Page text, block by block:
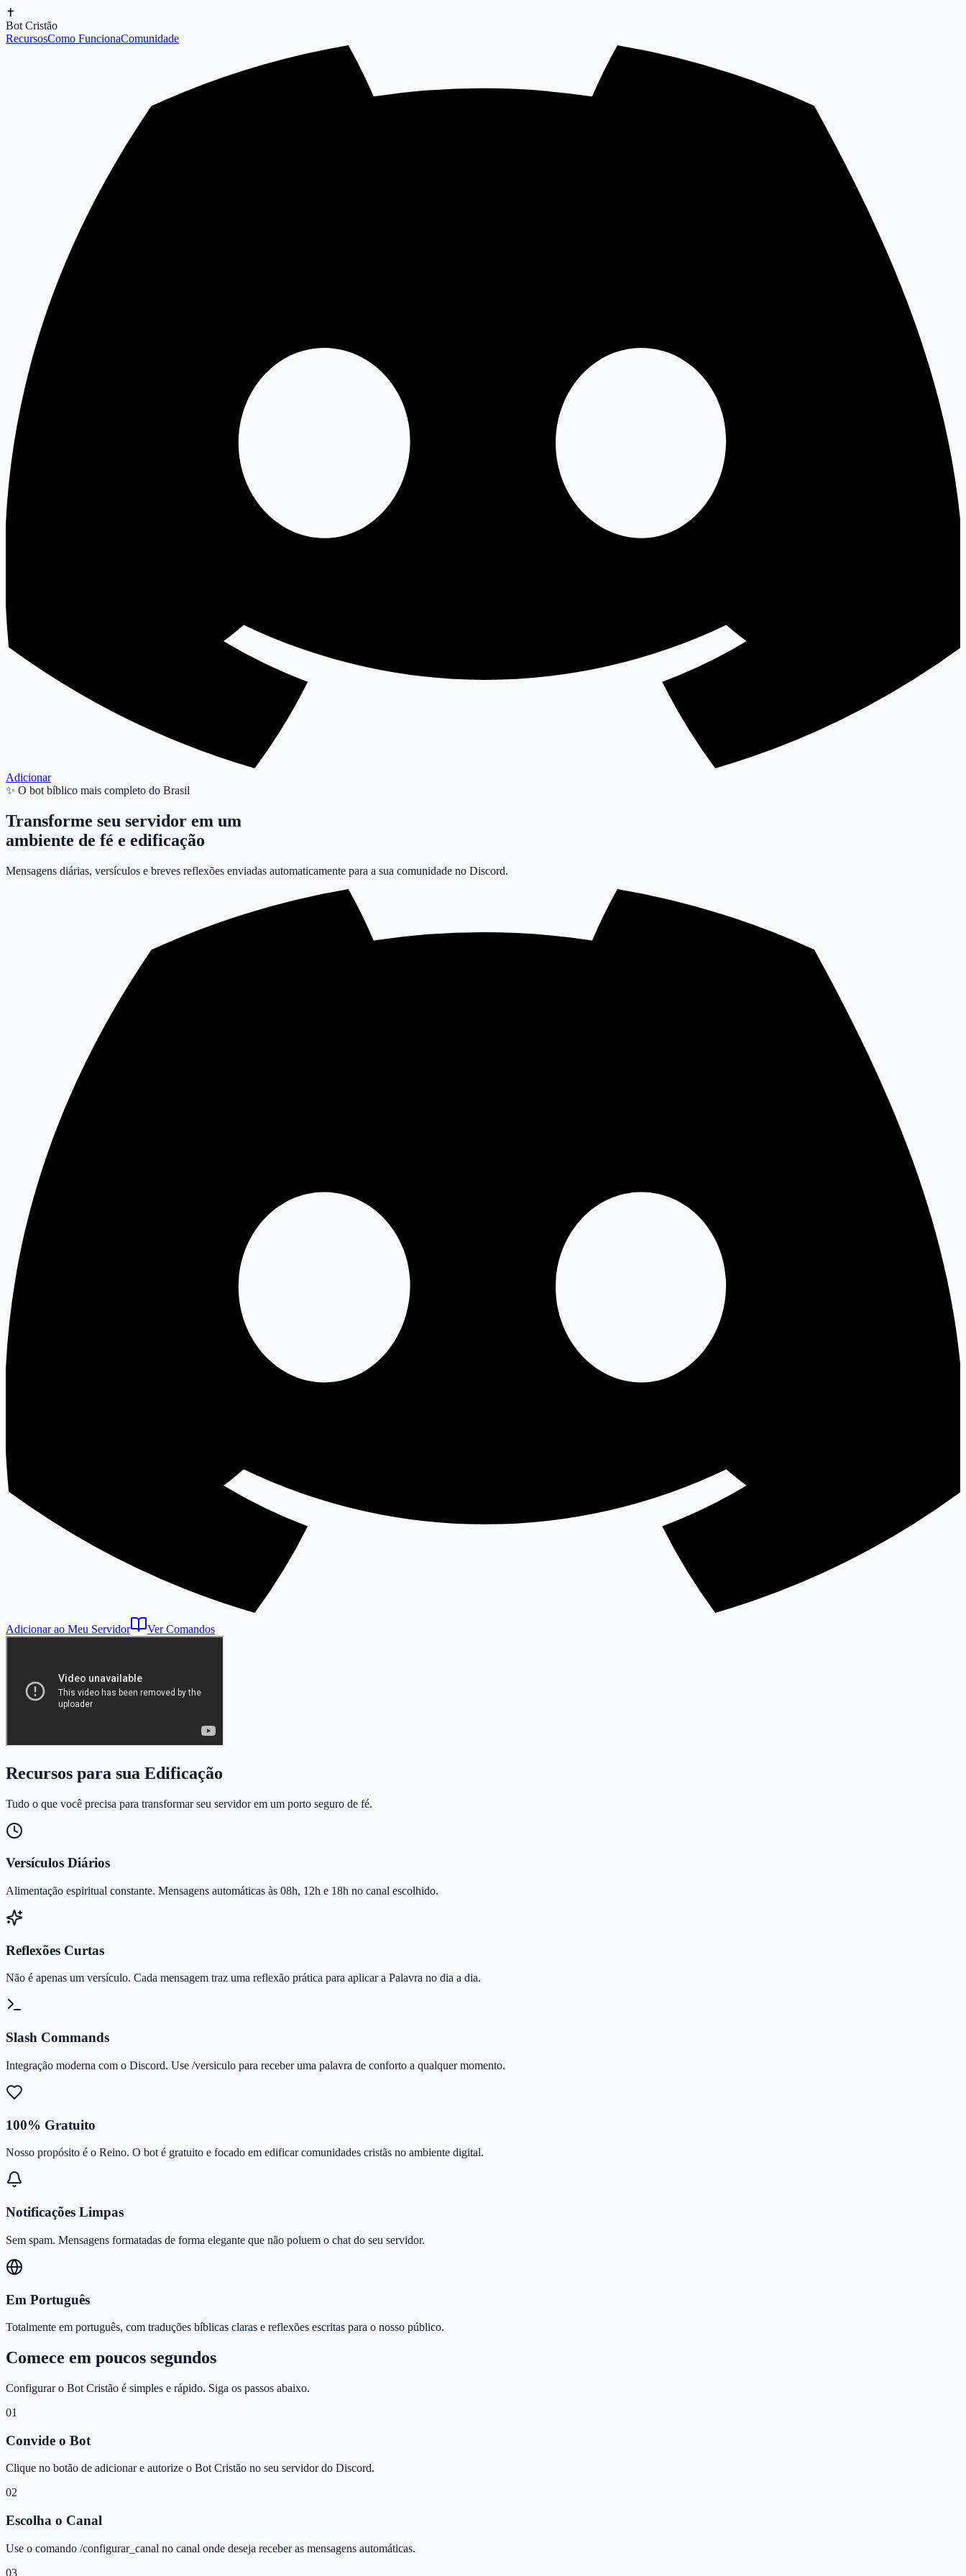
✝️
Bot Cristão
RecursosComo FuncionaComunidade
Adicionar
✨ O bot bíblico mais completo do Brasil
Transforme seu servidor em um
ambiente de fé e edificação
Mensagens diárias, versículos e breves reflexões enviadas automaticamente para a sua comunidade no Discord.
Adicionar ao Meu Servidor Ver Comandos
Recursos para sua Edificação
Tudo o que você precisa para transformar seu servidor em um porto seguro de fé.
Versículos Diários
Alimentação espiritual constante. Mensagens automáticas às 08h, 12h e 18h no canal escolhido.
Reflexões Curtas
Não é apenas um versículo. Cada mensagem traz uma reflexão prática para aplicar a Palavra no dia a dia.
Slash Commands
Integração moderna com o Discord. Use /versiculo para receber uma palavra de conforto a qualquer momento.
100% Gratuito
Nosso propósito é o Reino. O bot é gratuito e focado em edificar comunidades cristãs no ambiente digital.
Notificações Limpas
Sem spam. Mensagens formatadas de forma elegante que não poluem o chat do seu servidor.
Em Português
Totalmente em português, com traduções bíblicas claras e reflexões escritas para o nosso público.
Comece em poucos segundos
Configurar o Bot Cristão é simples e rápido. Siga os passos abaixo.
01
Convide o Bot
Clique no botão de adicionar e autorize o Bot Cristão no seu servidor do Discord.
02
Escolha o Canal
Use o comando /configurar_canal no canal onde deseja receber as mensagens automáticas.
03